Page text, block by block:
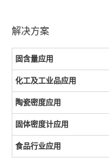
解决方案
固含量应用
化工及工业品应用
陶瓷密度应用
固体密度计应用
食品行业应用